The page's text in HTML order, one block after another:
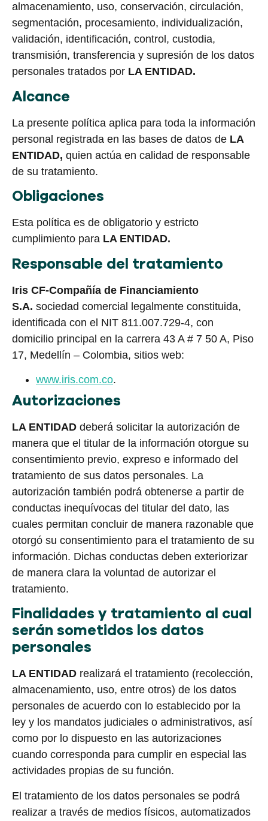
almacenamiento, uso, conservación, circulación,
segmentación, procesamiento, individualización,
validación, identificación, control, custodia,
transmisión, transferencia y supresión de los datos
personales tratados por LA ENTIDAD.
Alcance
La presente política aplica para toda la información
personal registrada en las bases de datos de LA
ENTIDAD, quien actúa en calidad de responsable
de su tratamiento.
Obligaciones
Esta política es de obligatorio y estricto
cumplimiento para LA ENTIDAD.
Responsable del tratamiento
Iris CF-Compañía de Financiamiento
S.A. sociedad comercial legalmente constituida,
identificada con el NIT 811.007.729-4, con
domicilio principal en la carrera 43 A # 7 50 A, Piso
17, Medellín – Colombia, sitios web:
www.iris.com.co.
Autorizaciones
LA ENTIDAD deberá solicitar la autorización de
manera que el titular de la información otorgue su
consentimiento previo, expreso e informado del
tratamiento de sus datos personales. La
autorización también podrá obtenerse a partir de
conductas inequívocas del titular del dato, las
cuales permitan concluir de manera razonable que
otorgó su consentimiento para el tratamiento de su
información. Dichas conductas deben exteriorizar
de manera clara la voluntad de autorizar el
tratamiento.
Finalidades y tratamiento al cual
serán sometidos los datos
personales
LA ENTIDAD realizará el tratamiento (recolección,
almacenamiento, uso, entre otros) de los datos
personales de acuerdo con lo establecido por la
ley y los mandatos judiciales o administrativos, así
como por lo dispuesto en las autorizaciones
cuando corresponda para cumplir en especial las
actividades propias de su función.
El tratamiento de los datos personales se podrá
realizar a través de medios físicos, automatizados